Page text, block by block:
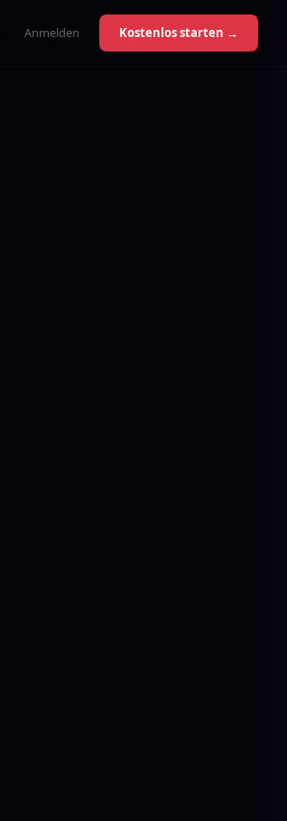
Anmelden Kostenlos starten →